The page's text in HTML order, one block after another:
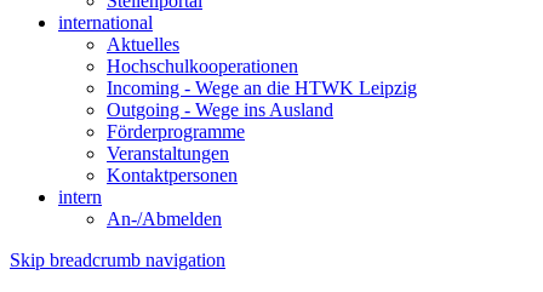
international
Aktuelles
Hochschulkooperationen
Incoming - Wege an die HTWK Leipzig
Outgoing - Wege ins Ausland
Förderprogramme
Veranstaltungen
Kontaktpersonen
intern
An-/Abmelden
Skip breadcrumb navigation